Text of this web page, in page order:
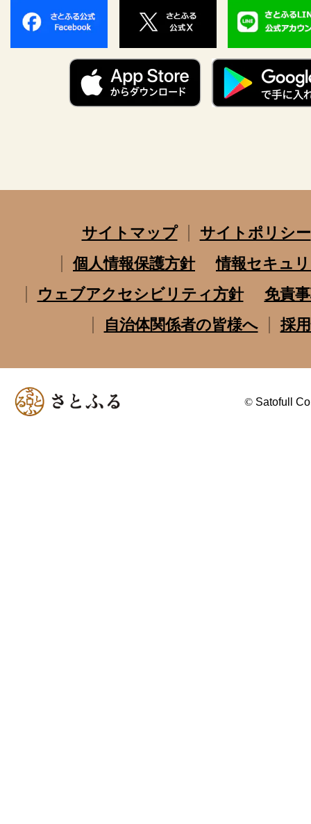
サイトマップ
サイトポリシー
個人情報保護方針
情報セキュ
ウェブアクセシビリティ方針
免責
自治体関係者の皆様へ
採
© Satofull